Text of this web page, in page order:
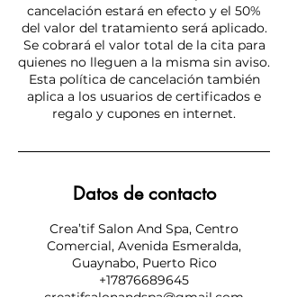
cancelación estará en efecto y el 50%
del valor del tratamiento será aplicado.
Se cobrará el valor total de la cita para
quienes no lleguen a la misma sin aviso.
Esta política de cancelación también
aplica a los usuarios de certificados e
regalo y cupones en internet.
Datos de contacto
Crea’tif Salon And Spa, Centro
Comercial, Avenida Esmeralda,
Guaynabo, Puerto Rico
+17876689645
creatifsalonandspa@gmail.com